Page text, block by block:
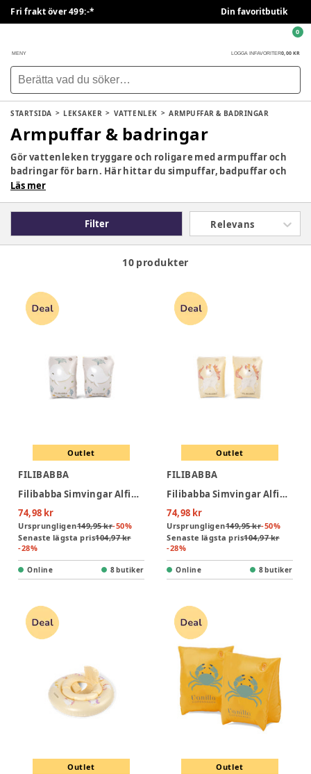
Fri frakt över 499:-* Din favoritbutik
MENY LOGGA IN FAVORITER0,00 KR
0
STARTSIDA LEKSAKER VATTENLEK ARMPUFFAR & BADRINGAR
Armpuffar & badringar
Gör vattenleken tryggare och roligare med armpuffar och
badringar för barn. Här hittar du simpuffar, badpuffar och
badringar för bebisar och barn som hjälper små
lek, simträning och härliga stunder vid poolen och stranden.
Läs mer
Filter Relevans
10 produkter
Outlet
FILIBABBA
Filibabba Simvingar Alfie - Christian's Whale Tales
74,98 kr
Ursprungligen149,95 kr-50%
Senaste lägsta pris104,97 kr
-28%
Online 8 butiker
Outlet
FILIBABBA
Filibabba Simvingar Alfie - Unicorn Shores
74,98 kr
Ursprungligen149,95 kr-50%
Senaste lägsta pris104,97 kr
-28%
Online 8 butiker
Outlet Outlet